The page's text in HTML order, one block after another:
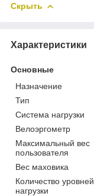
Скрыть
Характеристики
Основные
Назначение
Тип
Система нагрузки
Велоэргометр
Максимальный вес
пользователя
Вес маховика
Количество уровней
нагрузки